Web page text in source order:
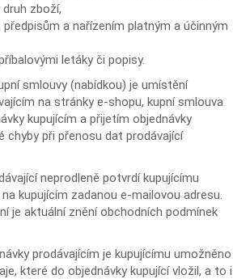
zboží,
a nařízením platným a účinným
letáky či popisy.
smlouvy (nabídkou) je umístění
na stránky e-shopu, kupní smlouva
kupujícím a přijetím objednávky
chyby při přenosu dat prodávající
neprodleně potvrdí kupujícímu
kupujícím zadanou e-mailovou adresu.
je aktuální znění obchodních podmínek
prodávajícím je kupujícímu umožněno
které do objednávky kupující vložil, a to i